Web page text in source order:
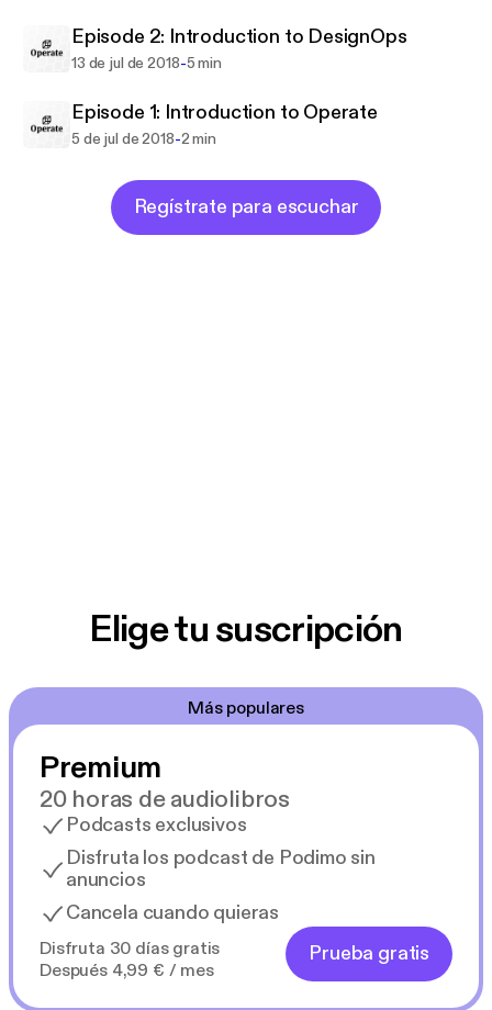
Episode 2: Introduction to DesignOps
13 de jul de 2018-5 min
Episode 1: Introduction to Operate
5 de jul de 2018-2 min
Regístrate para escuchar
Elige tu suscripción
Más populares
Premium
20 horas de audiolibros
Podcasts exclusivos
Disfruta los podcast de Podimo sin
anuncios
Cancela cuando quieras
Disfruta 30 días gratis
Después 4,99 € / mes
Prueba gratis